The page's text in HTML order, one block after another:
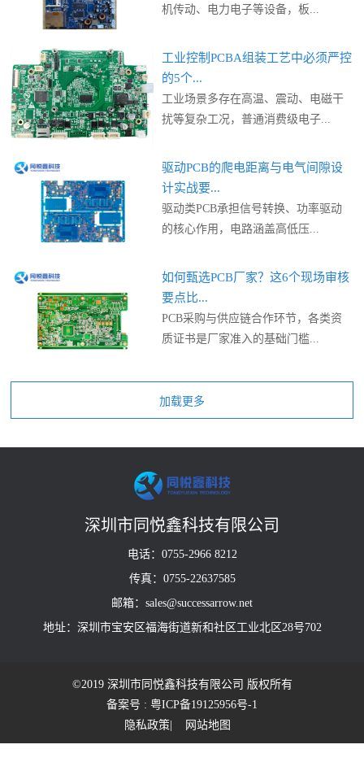
机传动、电力电子等设备，板...
工业控制PCBA组装工艺中必须严控
的5个...
工业场景多存在高温、震动、电磁干
扰等复杂工况，普通消费级电子...
驱动PCB的爬电距离与电气间隙设
计实战要...
驱动类PCB承担信号转换、功率驱动
的核心作用，电路涵盖高低压...
如何甄选PCB厂家？这6个现场审核
要点比...
PCB采购与供应链合作环节，各类资
质证书是厂家准入的基础门槛...
深圳市同悦鑫科技有限公司
电话：0755-2966 8212
传真：0755-22637585
邮箱：sales@successarrow.net
地址：深圳市宝安区福海街道新和社区工业北区28号702
©2019 深圳市同悦鑫科技有限公司 版权所有
备案号 : 粤ICP备19125956号-1
| 网站地图
隐私政策